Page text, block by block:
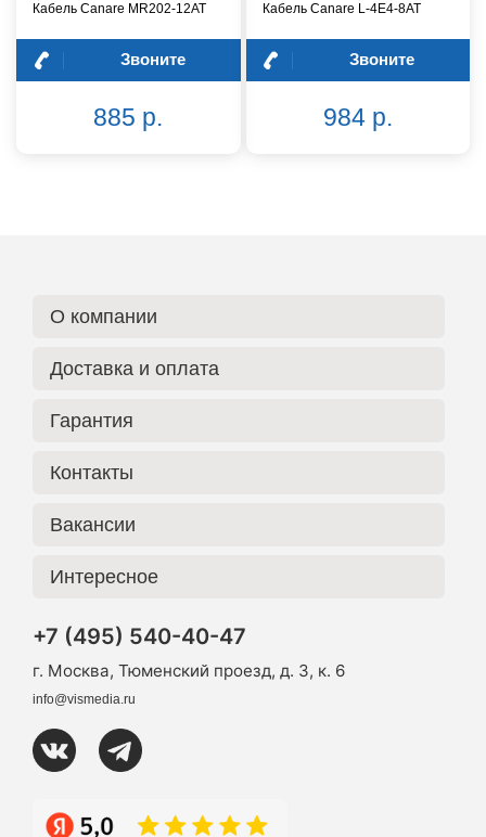
Кабель Canare MR202-12AT
Звоните
885 р.
Кабель Canare L-4E4-8AT
Звоните
984 р.
О компании
Доставка и оплата
Гарантия
Контакты
Вакансии
Интересное
+7 (495) 540-40-47
г. Москва, Тюменский проезд, д. 3, к. 6
info@vismedia.ru